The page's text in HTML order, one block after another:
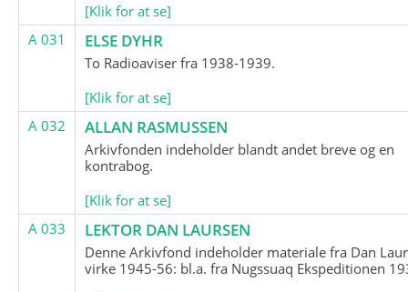
[Klik for at se]
A 031
ELSE DYHR
To Radioaviser fra 1938-1939.
[Klik for at se]
A 032
ALLAN RASMUSSEN
Arkivfonden indeholder blandt andet breve og en
kontrabog.
[Klik for at se]
A 033
LEKTOR DAN LAURSEN
Denne Arkivfond indeholder materiale fra Dan
virke 1945-56: bl.a. fra Nugssuaq Ekspeditionen